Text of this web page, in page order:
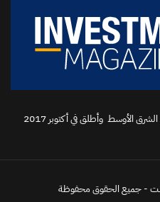
الأوسط وأطلق في أكتوبر 2017‬